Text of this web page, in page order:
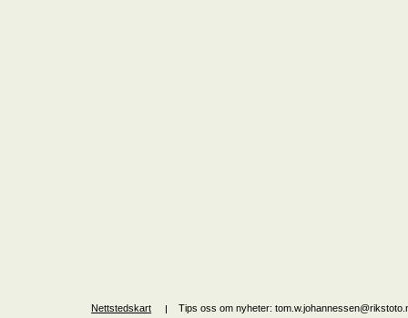
Nettstedskart Tips oss om nyheter: